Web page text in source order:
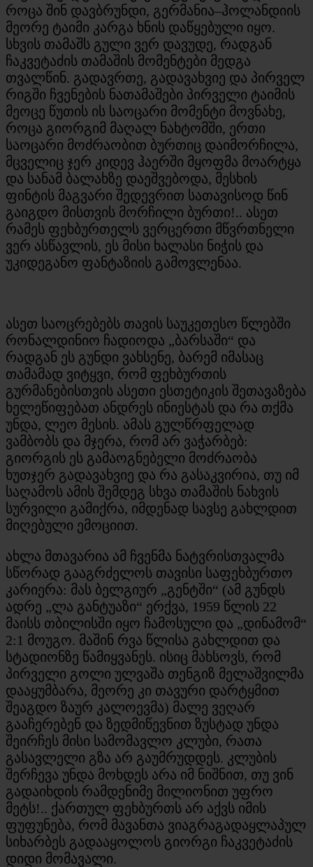
როცა შინ დავბრუნდი, გერმანია–ჰოლანდიის
მეორე ტაიმი კარგა ხნის დაწყებული იყო.
სხვის თამაშს გული ვერ დავუდე, რადგან
ჩაკვეტაძის თამაშის მომენტები მედგა
თვალწინ. გადავრთე, გადავახვიე და პირველ
რიგში ჩვენების ნათამაშები პირველი ტაიმის
მეოცე წუთის ის საოცარი მომენტი მოვნახე,
როცა გიორგიმ მაღალ ნახტომში, ერთი
საოცარი მოძრაობით ბურთიც დაიმორჩილა,
მცველიც ჯერ კიდევ ჰაერში მყოფმა მოარტყა
და სანამ ბალახზე დაეშვებოდა, მესხის
ფინტის მაგვარი შედევრით სათავისოდ წინ
გაიგდო მისთვის მორჩილი ბურთი!.. ასეთ
რამეს ფეხბურთელს ვერცერთი მწვრთნელი
ვერ ასწავლის, ეს მისი ხალასი ნიჭის და
უკიდეგანო ფანტაზიის გამოვლენაა.
ასეთ საოცრებებს თავის საუკეთესო წლებში
რონალდინიო ჩადიოდა „ბარსაში“ და
რადგან ეს გუნდი ვახსენე, ბარემ იმასაც
თამამად ვიტყვი, რომ ფეხბურთის
გურმანებისთვის ასეთი ესთეტიკის შეთავაზება
ხელეწიფებათ ანდრეს ინიესტას და რა თქმა
უნდა, ლეო მესის. ამას გულწრფელად
ვამბობს და მჯერა, რომ არ ვაჭარბებ:
გიორგის ეს გამაოგნებელი მოძრაობა
ხუთჯერ გადავახვიე და რა გასაკვირია, თუ იმ
საღამოს ამის შემდეგ სხვა თამაშის ნახვის
სურვილი გამიქრა, იმდენად სავსე გახლდით
მიღებული ემოციით.
ახლა მთავარია ამ ჩვენმა ნატვრისთვალმა
სწორად გააგრძელოს თავისი საფეხბურთო
კარიერა: მას ბელგიურ „გენტში“ (ამ გუნდს
ადრე „ლა განტუაზი“ ერქვა, 1959 წლის 22
მაისს თბილისში იყო ჩამოსული და „დინამომ“
2:1 მოუგო. მაშინ რვა წლისა გახლდით და
სტადიონზე წამიყვანეს. ისიც მახსოვს, რომ
პირველი გოლი ულვაშა თენგიზ მელაშვილმა
დააყუმბარა, მეორე კი თავური დარტყმით
შეაგდო ზაურ კალოევმა) მალე ვეღარ
გააჩერებენ და ზედმიწევნით ზუსტად უნდა
შეირჩეს მისი სამომავლო კლუბი, რათა
გასავლელი გზა არ გაუმრუდდეს. კლუბის
შერჩევა უნდა მოხდეს არა იმ ნიშნით, თუ ვინ
გადაიხდის რამდენიმე მილიონით უფრო
მეტს!.. ქართულ ფეხბურთს არ აქვს იმის
ფუფუნება, რომ მავანთა ვიაგრაგადაყლაპულ
სიხარბეს გადააყოლოს გიორგი ჩაკვეტაძის
დიდი მომავალი.